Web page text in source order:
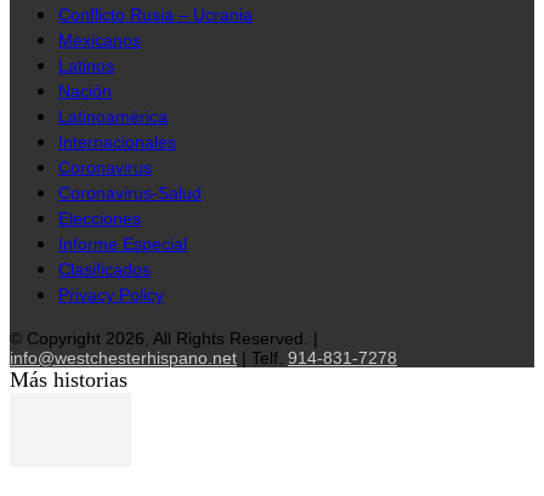
Conflicto Rusia – Ucrania
Mexicanos
Latinos
Nación
Latinoamérica
Internacionales
Coronavirus
Coronavirus-Salud
Elecciones
Informe Especial
Clasificados
Privacy Policy
© Copyright 2026, All Rights Reserved. |
info@westchesterhispano.net | Telf. 914-831-7278
Más historias